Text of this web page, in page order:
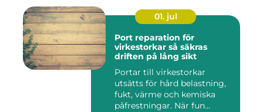
01. jul
Port reparation för
virkestorkar så säkras
driften på lång sikt
Portar till virkestorkar
utsätts för hård belastning,
fukt, värme och kemiska
påfrestningar. När fun...